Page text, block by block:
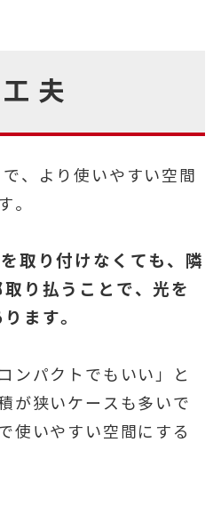
夫
で、より使いやすい空間
。
取り付けなくても、隣
り払うことで、光を
ます。
ンパクトでもいい」と
が狭いケースも多いで
使いやすい空間にする